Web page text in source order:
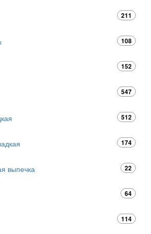
211
108
152
547
512
174
выпечка 22
64
114